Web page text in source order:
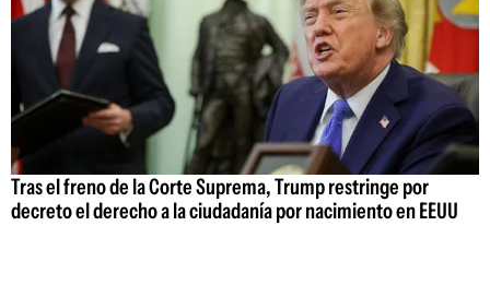
Tras el freno de la Corte Suprema, Trump restringe por
decreto el derecho a la ciudadanía por nacimiento en EEUU